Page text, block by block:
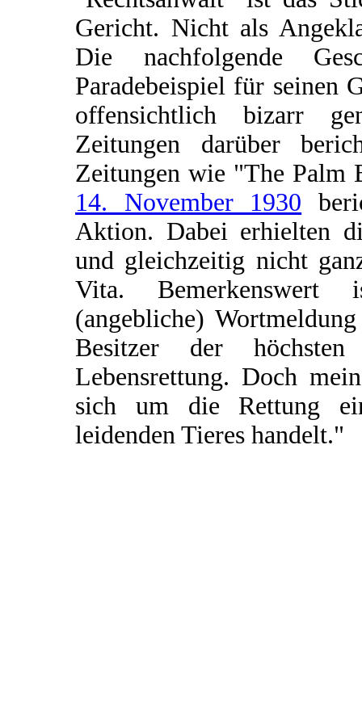
Gericht. Nicht als
Die nachfolgende
Paradebeispiel für seinen
offensichtlich bizarr
Zeitungen darüber
Zeitungen wie "The Palm
14. November 1930
Aktion. Dabei erhielten
und gleichzeitig nicht
Vita. Bemerkenswert
(angebliche)
Besitzer der
Lebensrettung. Doch
sich um die Rettung
leidenden Tieres handelt."